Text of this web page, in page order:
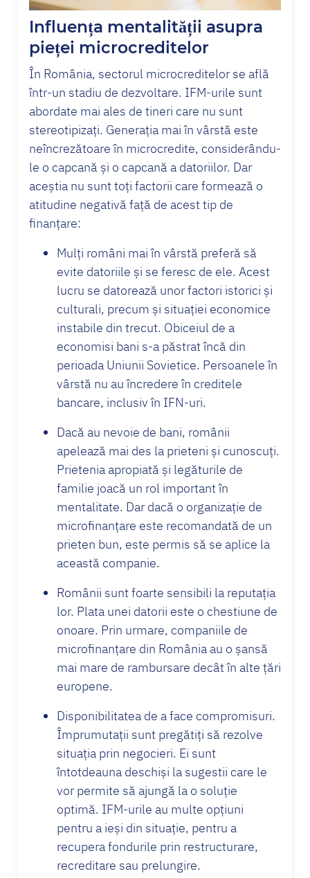
Influența mentalității asupra
pieței microcreditelor
În România, sectorul microcreditelor se află
într-un stadiu de dezvoltare. IFM-urile sunt
abordate mai ales de tineri care nu sunt
stereotipizați. Generația mai în vârstă este
neîncrezătoare în microcredite, considerându-
le o capcană și o capcană a datoriilor. Dar
aceștia nu sunt toți factorii care formează o
atitudine negativă față de acest tip de
finanțare:
Mulți români mai în vârstă preferă să
evite datoriile și se feresc de ele. Acest
lucru se datorează unor factori istorici și
culturali, precum și situației economice
instabile din trecut. Obiceiul de a
economisi bani s-a păstrat încă din
perioada Uniunii Sovietice. Persoanele în
vârstă nu au încredere în creditele
bancare, inclusiv în IFN-uri.
Dacă au nevoie de bani, românii
apelează mai des la prieteni și cunoscuți.
Prietenia apropiată și legăturile de
familie joacă un rol important în
mentalitate. Dar dacă o organizație de
microfinanțare este recomandată de un
prieten bun, este permis să se aplice la
această companie.
Românii sunt foarte sensibili la reputația
lor. Plata unei datorii este o chestiune de
onoare. Prin urmare, companiile de
microfinanțare din România au o șansă
mai mare de rambursare decât în alte țări
europene.
Disponibilitatea de a face compromisuri.
Împrumutații sunt pregătiți să rezolve
situația prin negocieri. Ei sunt
întotdeauna deschiși la sugestii care le
vor permite să ajungă la o soluție
optimă. IFM-urile au multe opțiuni
pentru a ieși din situație, pentru a
recupera fondurile prin restructurare,
recreditare sau prelungire.